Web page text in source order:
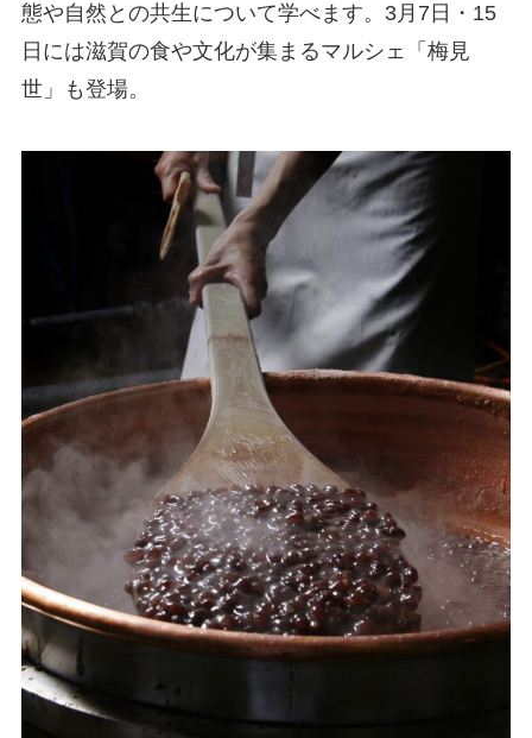
態や自然との共生について学べます。3月7日・15
日には滋賀の食や文化が集まるマルシェ「梅見
世」も登場。